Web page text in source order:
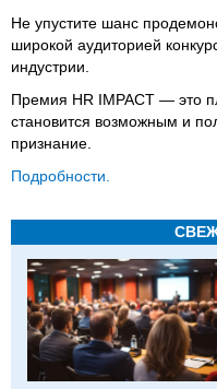
Не упустите шанс
широкой аудиторией
индустрии.
Премия HR IMPACT — это
становится возможным и
признание.
Подробности.